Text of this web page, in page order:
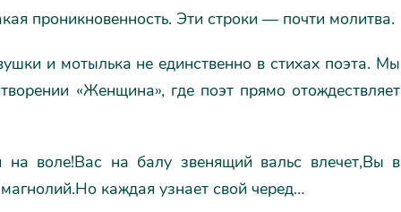
проникновенность. Эти строки — почти молитва.
и мотылька не единственно в стихах поэта. Мы
«Женщина», где поэт прямо отождествляет
воле!Вас на балу звенящий вальс влечет,Вы в
каждая узнает свой черед…